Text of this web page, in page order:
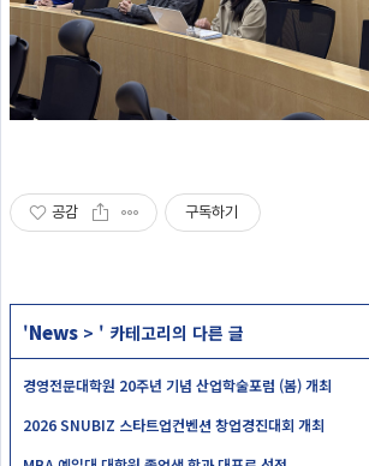
공감 구독하기
'News> ' 카테고리의 다른 글
경영전문대학원 20주년 기념 산업학술포럼 (봄) 개최
2026 SNUBIZ 스타트업컨벤션 창업경진대회 개최